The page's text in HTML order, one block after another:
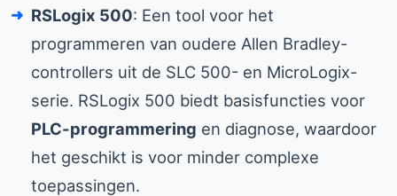
RSLogix 500: Een tool voor het
programmeren van oudere Allen Bradley-
controllers uit de SLC 500- en MicroLogix-
serie. RSLogix 500 biedt basisfuncties voor
PLC-programmering en diagnose, waardoor
het geschikt is voor minder complexe
toepassingen.